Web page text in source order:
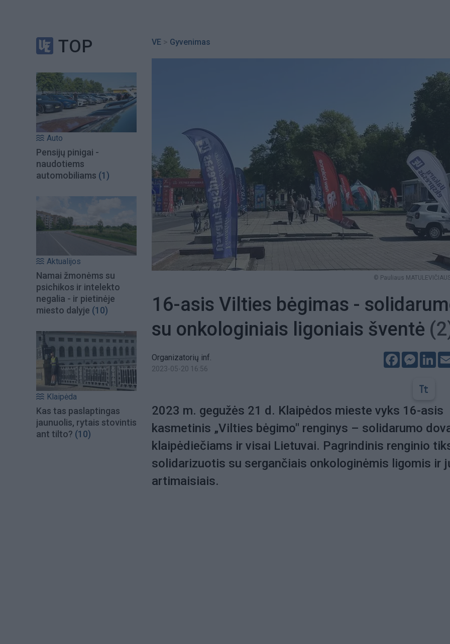
TOP
Auto
Pensijų pinigai -
naudotiems
automobiliams (1)
Aktualijos
Namai žmonėms su
psichikos ir intelekto
negalia - ir pietinėje
miesto dalyje (10)
Klaipėda
Kas tas paslaptingas
jaunuolis, rytais stovintis
ant tilto? (10)
VE > Gyvenimas
© Pauliaus
16-asis Vilties bėgimas -
su onkologiniais ligoniais šventė
Organizatorių inf.
2023-05-20 16:56
Facebook
2023 m. gegužės 21 d. Klaipėdos mieste vyks 16-asis
kasmetinis „Vilties bėgimo" renginys – solidarumo
klaipėdiečiams ir visai Lietuvai. Pagrindinis renginio
solidarizuotis su sergančiais onkologinėmis ligomis ir
artimaisiais.